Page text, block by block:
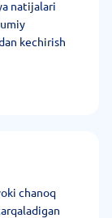
natijalari
kechirish
chanoq